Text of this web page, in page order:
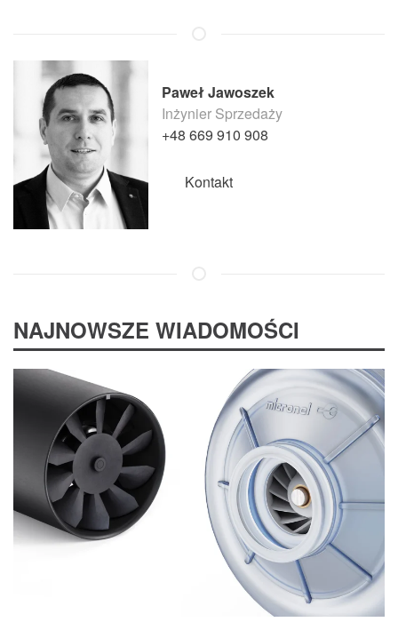
Paweł Jawoszek
Inżynier Sprzedaży
+48 669 910 908
Kontakt
NAJNOWSZE WIADOMOŚCI